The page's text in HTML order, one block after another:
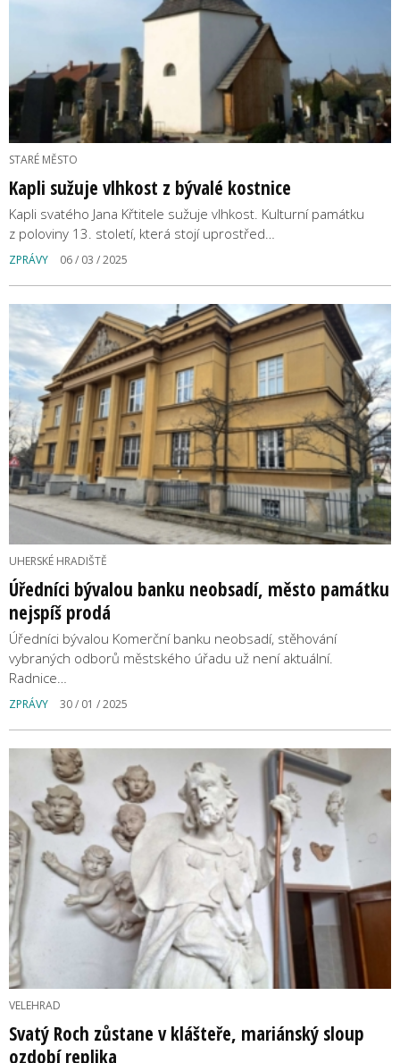
STARÉ MĚSTO
Kapli sužuje vlhkost z bývalé kostnice
Kapli svatého Jana Křtitele sužuje vlhkost. Kulturní památku
z poloviny 13. století, která stojí uprostřed…
ZPRÁVY 06 / 03 / 2025
UHERSKÉ HRADIŠTĚ
Úředníci bývalou banku neobsadí, město památku
nejspíš prodá
Úředníci bývalou Komerční banku neobsadí, stěhování
vybraných odborů městského úřadu už není aktuální.
Radnice…
ZPRÁVY 30 / 01 / 2025
VELEHRAD
Svatý Roch zůstane v klášteře, mariánský sloup
ozdobí replika